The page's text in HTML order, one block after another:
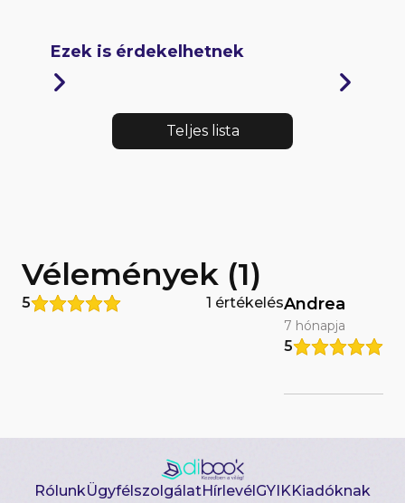
Ezek is érdekelhetnek
Teljes lista
Vélemények (1)
5 1 értékelésAndrea
7 hónapja
5
RólunkÜgyfélszolgálatHírlevél GYIKKiadóknak